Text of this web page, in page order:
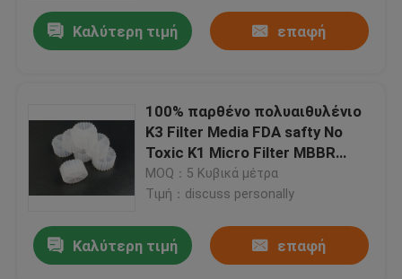
Καλύτερη τιμή επαφή
100% παρθένο πολυαιθυλένιο
K3 Filter Media FDA safty No
Toxic K1 Micro Filter MBBR
βιομεταβλητή αντιδραστήρα
Κίνα κατασκευαστής
MOQ：5 Κυβικά μέτρα
Τιμή：discuss personally
Καλύτερη τιμή επαφή